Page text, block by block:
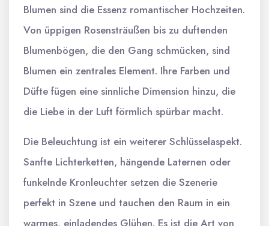
Blumen sind die Essenz romantischer Hochzeiten.
Von üppigen Rosensträußen bis zu duftenden
Blumenbögen, die den Gang schmücken, sind
Blumen ein zentrales Element. Ihre Farben und
Düfte fügen eine sinnliche Dimension hinzu, die
die Liebe in der Luft förmlich spürbar macht.
Die Beleuchtung ist ein weiterer Schlüsselaspekt.
Sanfte Lichterketten, hängende Laternen oder
funkelnde Kronleuchter setzen die Szenerie
perfekt in Szene und tauchen den Raum in ein
warmes, einladendes Glühen. Es ist die Art von